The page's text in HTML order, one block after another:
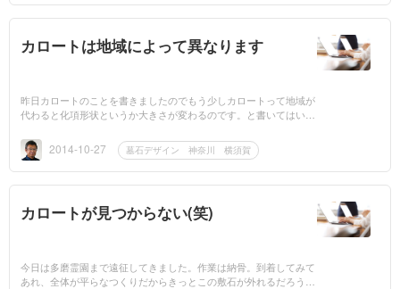
カロートは地域によって異なります
昨日カロートのことを書きましたのでもう少しカロートって地域が
代わると化項形状というか大きさが変わるのです。と書いてはいま
せん。...2014-10-27 墓石デザイン 神奈川 横須賀
カロートが見つからない(笑)
今日は多磨霊園まで遠征してきました。作業は納骨。到着してみて
あれ、全体が平らなつくりだからきっとこの敷石が外れるだろうと